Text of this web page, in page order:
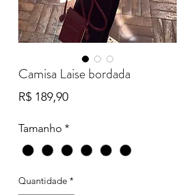
Camisa Laise bordada
R$ 189,90Preço
Tamanho *
Quantidade *